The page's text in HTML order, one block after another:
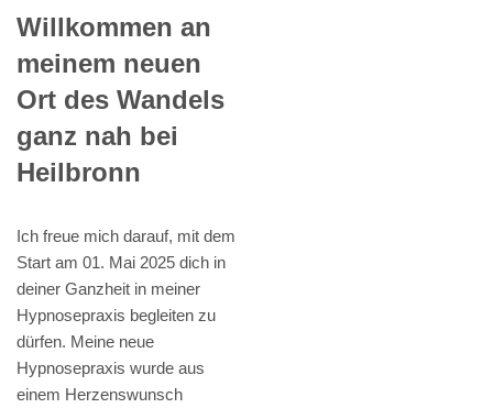
Willkommen an
meinem neuen
Ort des Wandels
ganz nah bei
Heilbronn
Ich freue mich darauf, mit dem
Start am 01. Mai 2025 dich in
deiner Ganzheit in meiner
Hypnosepraxis begleiten zu
dürfen. Meine neue
Hypnosepraxis wurde aus
einem Herzenswunsch